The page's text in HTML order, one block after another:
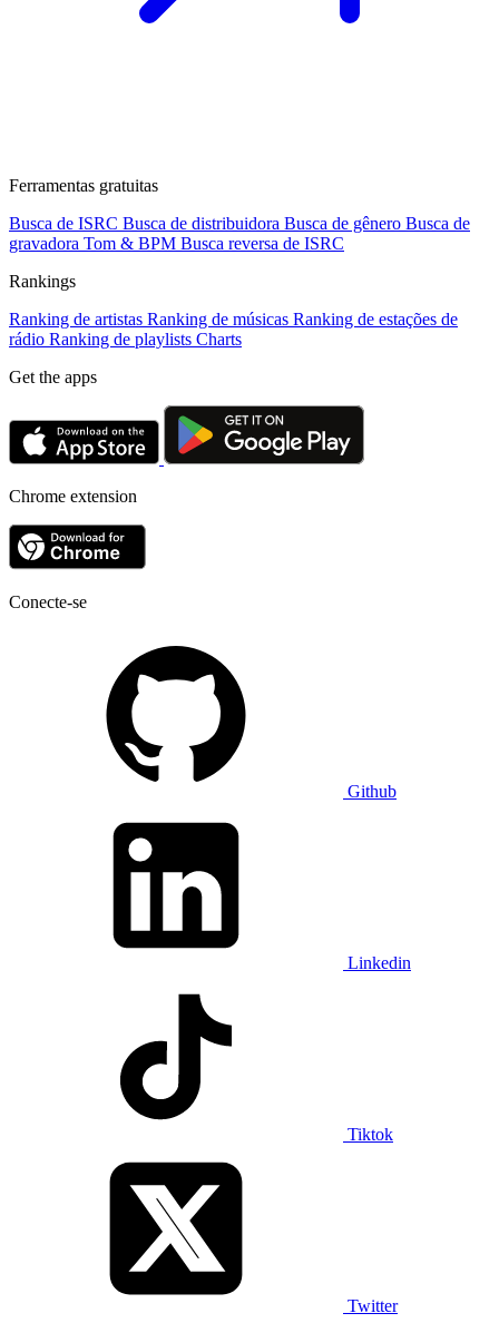
Ferramentas gratuitas
Busca de ISRC Busca de distribuidora Busca de gênero Busca de
gravadora Tom & BPM Busca reversa de ISRC
Rankings
Ranking de artistas Ranking de músicas Ranking de estações de
rádio Ranking de playlists Charts
Get the apps
Chrome extension
Conecte-se
Github
Linkedin
Tiktok
Twitter